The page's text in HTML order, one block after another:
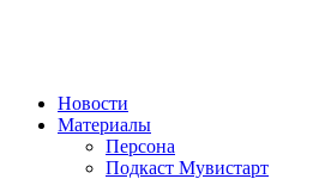
Новости
Материалы
Персона
Подкаст Мувистарт